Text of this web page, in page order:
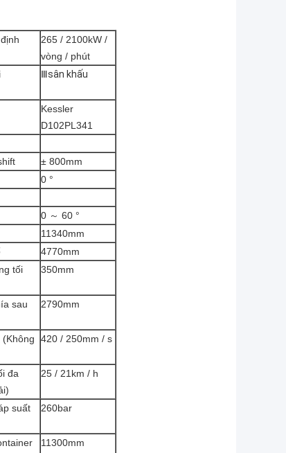
265 / 2100kW /
vòng / phút
Ⅲsân khấu
Kessler
D102PL341
± 800mm
0 °
0 ～ 60 °
11340mm
4770mm
tối
350mm
sau 2790mm
420 / 250mm / s
đa
25 / 21km / h
suất
260bar
11300mm